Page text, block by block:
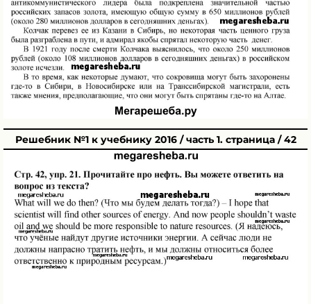
Решебник №1 к учебнику 2016 / часть 1. страница / 42